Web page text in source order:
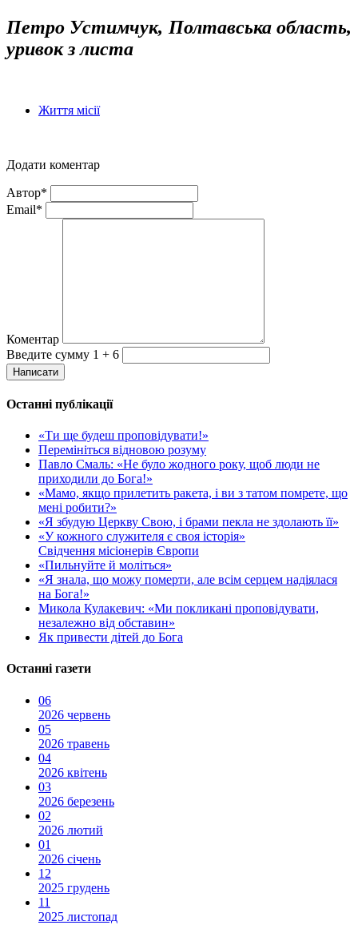
Петро Устимчук, Полтавська область,
уривок з листа
Життя місії
Додати коментар
Автор*
Email*
Коментар
Введите сумму 1 + 6
Написати
Останні публікації
«Ти ще будеш проповідувати!»
Перемініться відновою розуму
Павло Смаль: «Не було жодного року, щоб люди не
приходили до Бога!»
«Мамо, якщо прилетить ракета, і ви з татом помрете, що
мені робити?»
«Я збудую Церкву Свою, і брами пекла не здолають її»
«У кожного служителя є своя історія»
Свідчення місіонерів Європи
«Пильнуйте й моліться»
«Я знала, що можу померти, але всім серцем надіялася
на Бога!»
Микола Кулакевич: «Ми покликані проповідувати,
незалежно від обставин»
Як привести дітей до Бога
Останні газети
06
2026 червень
05
2026 травень
04
2026 квітень
03
2026 березень
02
2026 лютий
01
2026 січень
12
2025 грудень
11
2025 листопад